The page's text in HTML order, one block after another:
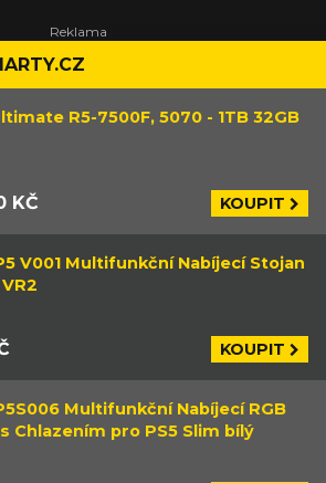
R5-7500F, 5070 - 1TB 32GB
KČ KOUPIT
V001 Multifunkční Nabíjecí Stojan
KOUPIT
Multifunkční Nabíjecí RGB
Chlazením pro PS5 Slim bílý